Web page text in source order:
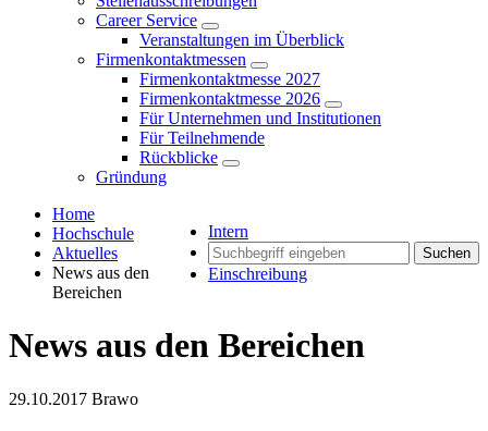
Career Service
Veranstaltungen im Überblick
Firmenkontaktmessen
Firmenkontaktmesse 2027
Firmenkontaktmesse 2026
Für Unternehmen und Institutionen
Für Teilnehmende
Rückblicke
Gründung
Intern
Suchen
Einschreibung
Home
Hochschule
Aktuelles
News aus den
Bereichen
News aus den Bereichen
29.10.2017 Brawo